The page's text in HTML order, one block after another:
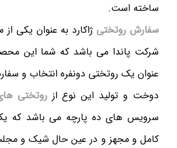
ساخته است.
سفارش روتختیژاکارد به عنوان یکی
شرکت پاندا می باشد که شما این
عنوان یک روتختی دونفره انتخاب و
دوخت و تولید این نوع ازروتختی
سرویس های ده پارچه می باشد که
کامل و مجهز و در عین حال شیک و